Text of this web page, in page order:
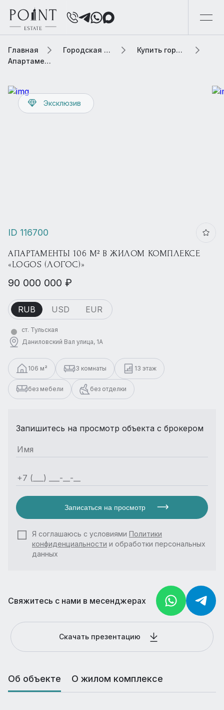
Главная Городская элитная недвижимость
Купить городскую недвижимость
Апартаменты 106 м² В жилом комплексе «Logos (Логос)»
Эксклюзив
ID 116700
АПАРТАМЕНТЫ 106 М² В ЖИЛОМ КОМПЛЕКСЕ
«LOGOS (ЛОГОС)»
90 000 000 ₽
RUB USD EUR
ст. Тульская
Даниловский Вал улица, 1А
106 м² 3 комнаты 13 этаж
без мебели без отделки
Запишитесь на просмотр объекта с брокером
Записаться на просмотр
Я соглашаюсь с условиями Политики
конфиденциальности и обработки персональных
данных
Свяжитесь с нами в месенджерах
Скачать презентацию
Об объекте О жилом комплексе